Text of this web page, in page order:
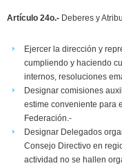
Artículo 24o.- Deberes y
Ejercer la dirección y
cumpliendo y haciendo
internos, resoluciones
Designar comisiones
estime conveniente para
Federación.-
Designar Delegados
Consejo Directivo en
actividad no se hallen